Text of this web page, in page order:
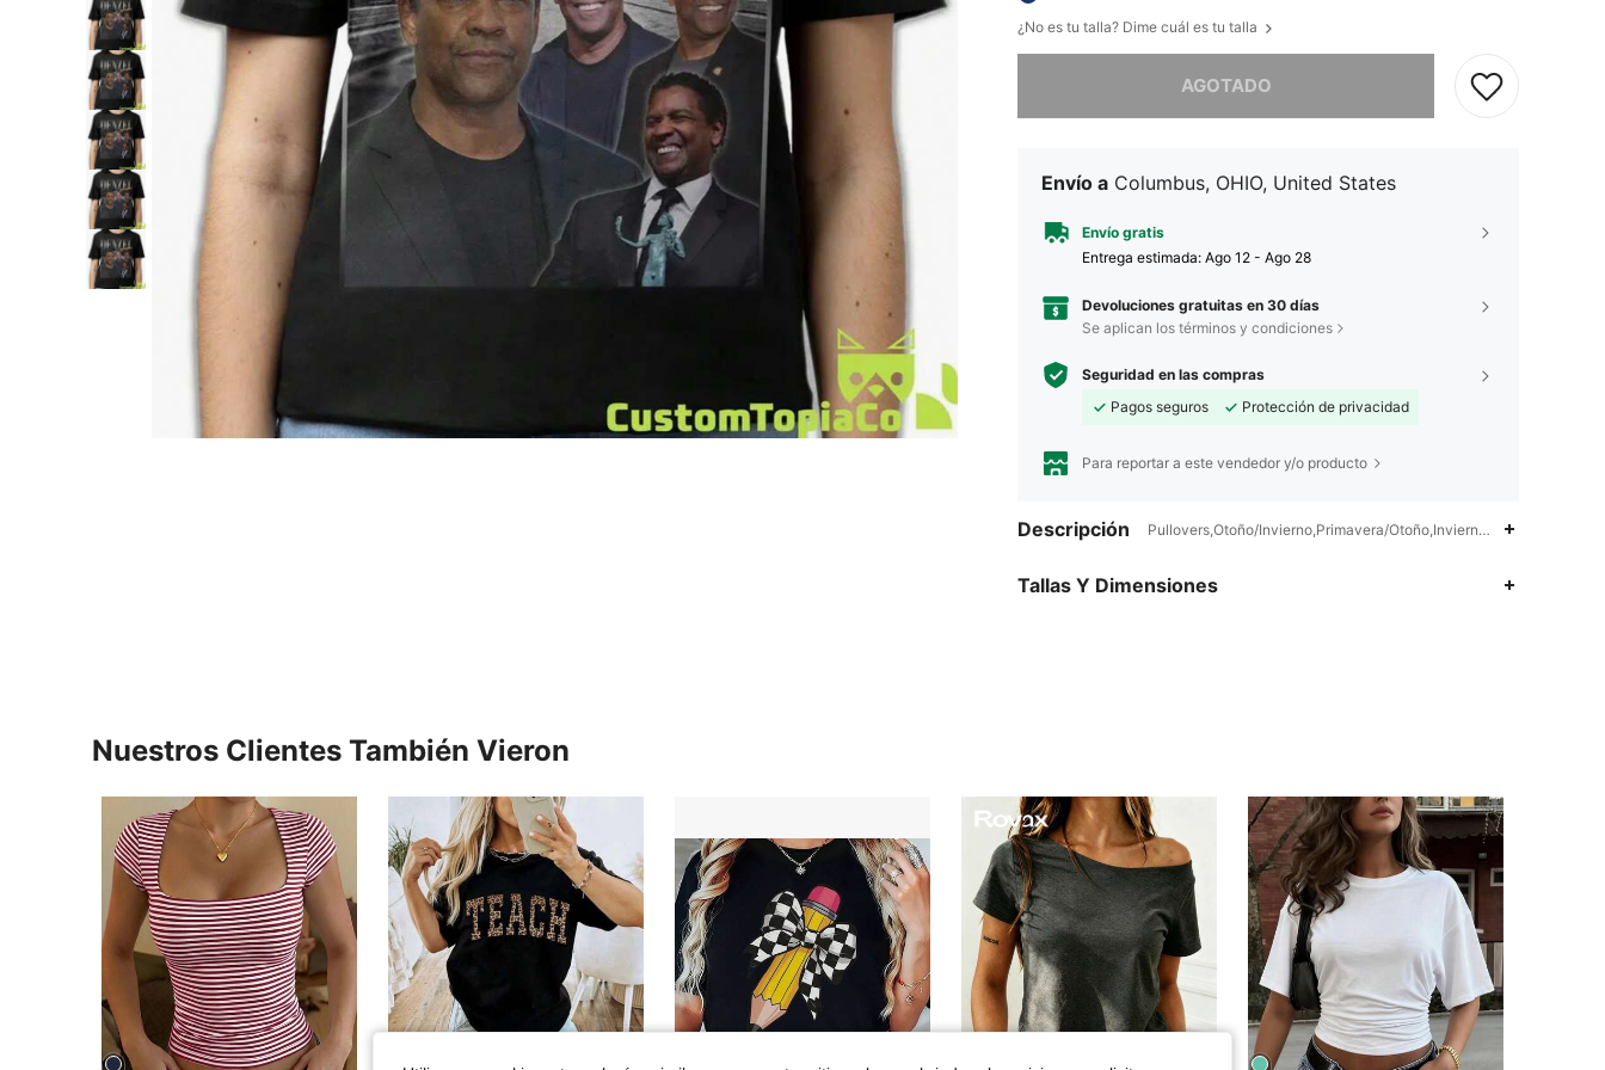
¿No es tu talla? Dime cuál es tu talla
AGOTADO
Lo sentimos, este producto está agotado.
Envío a Columbus, OHIO, United States
Envío gratis
Entrega estimada: Ago 12 - Ago 28
Devoluciones gratuitas en 30 días
Se aplican los términos y condiciones
Seguridad en las compras
Pagos seguros
Protección de privacidad
Para reportar a este vendedor y/o producto
Descripción Pullovers,Otoño/Invierno,Primavera/Otoño,Invierno,Todo,Lavar a
Tallas Y Dimensiones
Nuestros Clientes También Vieron